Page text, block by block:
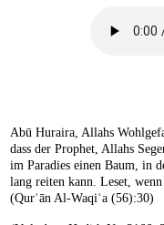
Abū Huraira, Allahs
dass der Prophet, Allahs
im Paradies einen Baum, in
lang reiten kann. Leset,
(Qurʾān Al-Waqiʿa (56):30)